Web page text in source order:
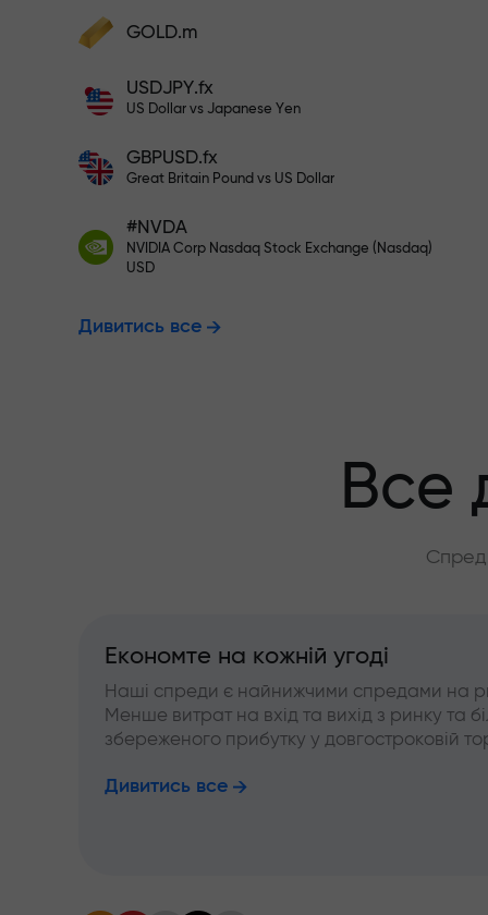
Поповніть рахунок — і отримайте бонус
X1000 - це не друкарська помилка. Чим
більший депозит, тим вищий множник.
Поповніть на $333 -
Торгуйте
гарантуємо
Бонус до
GOLD.m
USDJPY.fx
US Dollar vs Japanese Yen
GBPUSD.fx
Great Britain Pound vs US Dollar
#NVDA
NVIDIA Corp Nasdaq Stock Exchange (Nasdaq)
USD
Дивитись все
Все
Економте на кожній угоді
Наші спреди є найнижчими спредами на
Менше витрат на вхід та вихід з ринку та
збереженого прибутку у довгостроковій
Дивитись все